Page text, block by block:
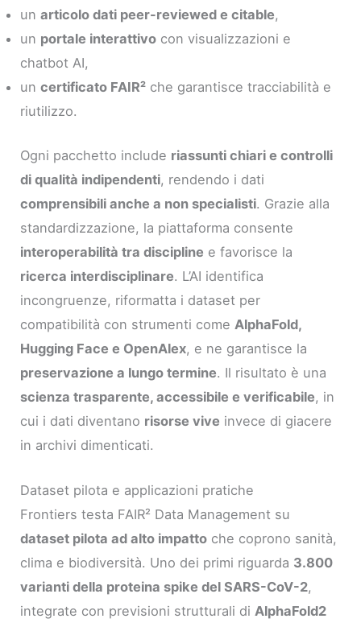
unarticolo dati peer-reviewed e citable,
un portale interattivo con visualizzazioni e
chatbot AI,
uncertificato FAIR² che garantisce tracciabilità e
riutilizzo.
Ogni pacchetto include riassunti chiari e controlli
di qualità indipendenti, rendendo i dati
comprensibili anche a non specialisti. Grazie alla
standardizzazione, la piattaforma consente
interoperabilità tra discipline e favorisce la
ricerca interdisciplinare. L’AI identifica
incongruenze, riformatta i dataset per
compatibilità con strumenti comeAlphaFold,
Hugging Face e OpenAlex, e ne garantisce la
preservazione a lungo termine. Il risultato è una
scienza trasparente, accessibile e verificabile, in
cui i dati diventano risorse vive invece di giacere
in archivi dimenticati.
Dataset pilota e applicazioni pratiche
Frontiers testa FAIR² Data Management su
dataset pilota ad alto impatto che coprono sanità,
clima e biodiversità. Uno dei primi riguarda 3.800
varianti della proteina spike del SARS-CoV-2,
integrate con previsioni strutturali diAlphaFold2